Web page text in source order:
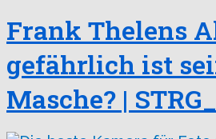
Frank Thelens
gefährlich ist
Masche? |